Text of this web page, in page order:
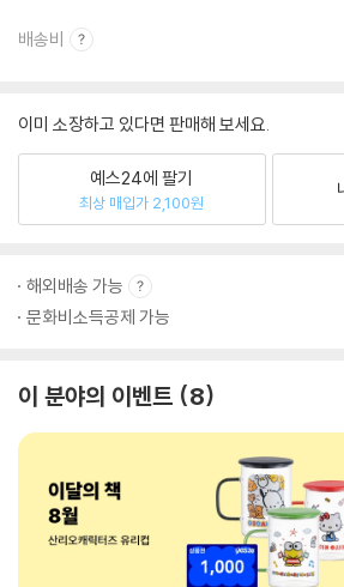
배송비
이미 소장하고 있다면 판매해 보세요.
예스24에 팔기
최상 매입가 2,100원
해외배송 가능
문화비소득공제 가능
이 분야의 이벤트 8